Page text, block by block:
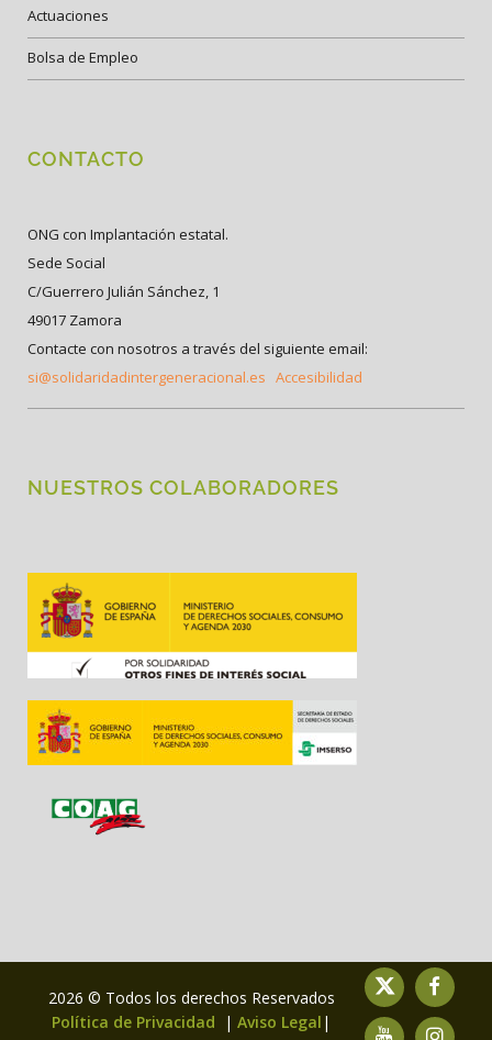
Actuaciones
Bolsa de Empleo
CONTACTO
ONG con Implantación estatal.
Sede Social
C/Guerrero Julián Sánchez, 1
49017 Zamora
Contacte con nosotros a través del siguiente email:
si@solidaridadintergeneracional.es Accesibilidad
NUESTROS COLABORADORES
2026 © Todos los derechos Reservados
Política de Privacidad
| Aviso Legal |